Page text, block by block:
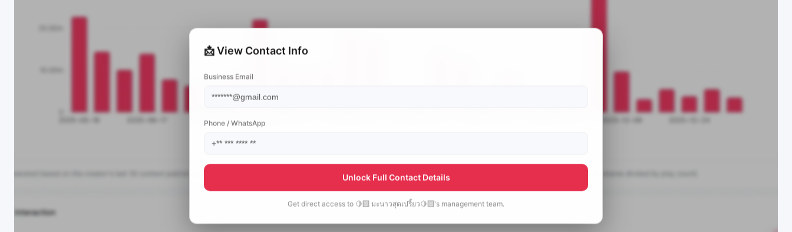
📩 View Contact Info
Business Email
Phone / WhatsApp
Unlock Full Contact Details
Get direct access to 🍋‍🟩 มะนาวสุดเปรี้ยว🍋‍🟩's management team.